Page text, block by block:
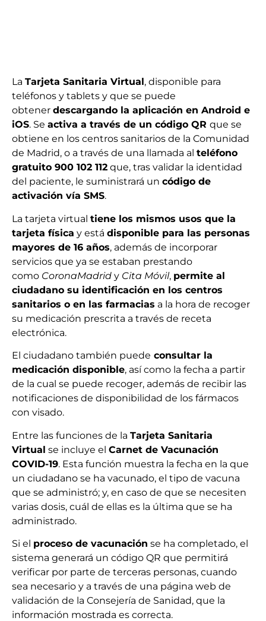
La Tarjeta Sanitaria Virtual, disponible para
teléfonos y tablets y que se puede
obtener descargando la aplicación en Android e
iOS. Se activa a través de un código QR que se
obtiene en los centros sanitarios de la Comunidad
de Madrid, o a través de una llamada al teléfono
gratuito 900 102 112 que, tras validar la identidad
del paciente, le suministrará un código de
activación vía SMS.
La tarjeta virtual tiene los mismos usos que la
tarjeta física y está disponible para las personas
mayores de 16 años, además de incorporar
servicios que ya se estaban prestando
como CoronaMadrid y Cita Móvil, permite al
ciudadano su identificación en los centros
sanitarios o en las farmacias a la hora de recoger
su medicación prescrita a través de receta
electrónica.
El ciudadano también puede consultar la
medicación disponible, así como la fecha a partir
de la cual se puede recoger, además de recibir las
notificaciones de disponibilidad de los fármacos
con visado.
Entre las funciones de la Tarjeta Sanitaria
Virtual se incluye el Carnet de Vacunación
COVID-19. Esta función muestra la fecha en la que
un ciudadano se ha vacunado, el tipo de vacuna
que se administró; y, en caso de que se necesiten
varias dosis, cuál de ellas es la última que se ha
administrado.
Si el proceso de vacunación se ha completado, el
sistema generará un código QR que permitirá
verificar por parte de terceras personas, cuando
sea necesario y a través de una página web de
validación de la Consejería de Sanidad, que la
información mostrada es correcta.